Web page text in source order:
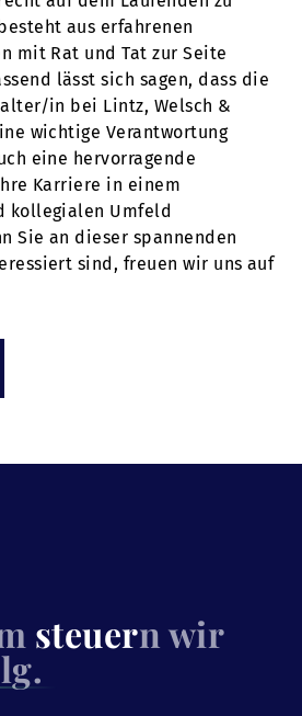
aus erfahrenen
mit Rat und Tat zur Seite
lässt sich sagen, dass die
in bei Lintz, Welsch &
wichtige Verantwortung
eine hervorragende
Karriere in einem
kollegialen Umfeld
Sie an dieser spannenden
sind, freuen wir uns auf
steuern wir